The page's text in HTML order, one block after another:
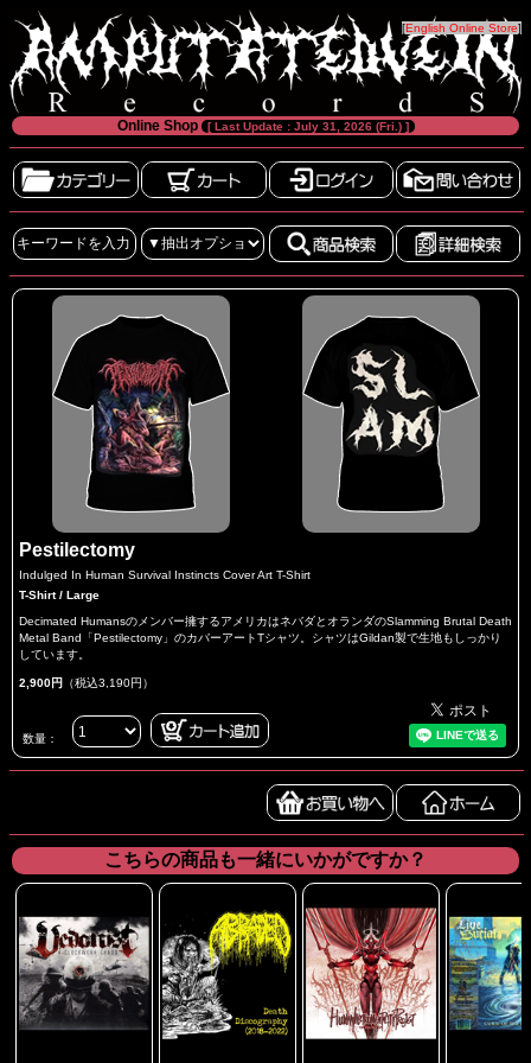
[English Online Store]
Online Shop [ Last Update : July 31, 2026 (Fri.) ]
Pestilectomy
Indulged In Human Survival Instincts Cover Art T-Shirt
T-Shirt / Large
Decimated Humansのメンバー擁するアメリカはネバダとオランダのSlamming Brutal Death
Metal Band「Pestilectomy」のカバーアートTシャツ。シャツはGildan製で生地もしっかり
しています。
2,900円 （税込3,190円）
数量：
こちらの商品も一緒にいかがですか？